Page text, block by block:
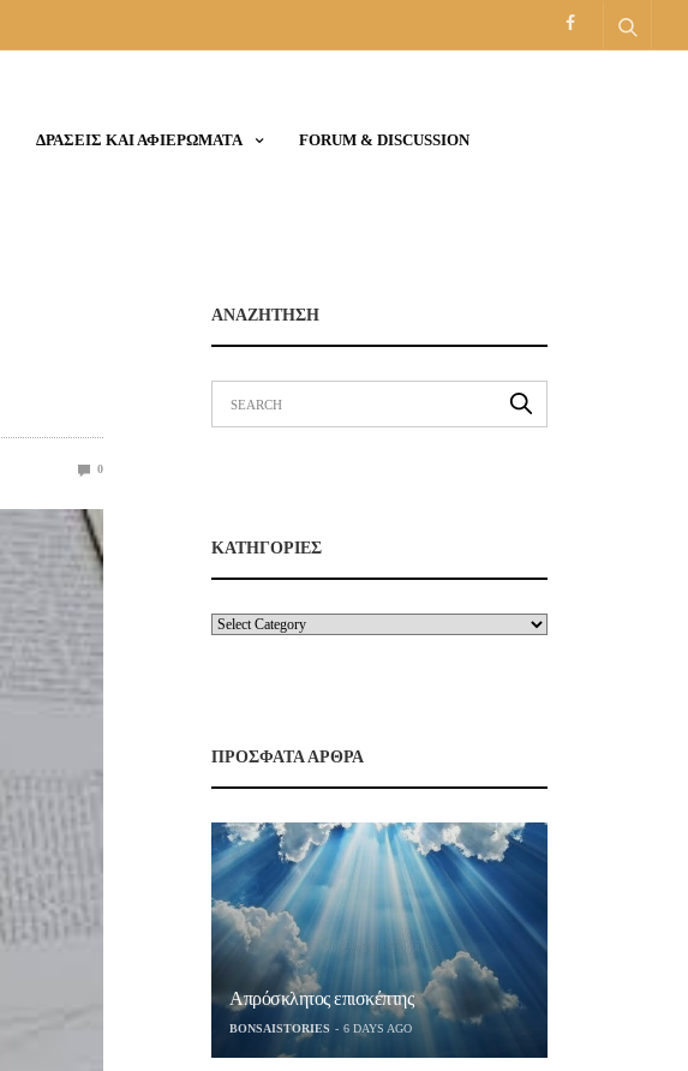
ΔΡΑΣΕΙΣ ΚΑΙ ΑΦΙΕΡΩΜΑΤΑ FORUM & DISCUSSION
0
ΑΝΑΖΗΤΗΣΗ
ΚΑΤΗΓΟΡΙΕΣ
ΠΡΟΣΦΑΤΑ ΑΡΘΡΑ
Απρόσκλητος επισκέπτης
BONSAISTORIES 6 DAYS AGO